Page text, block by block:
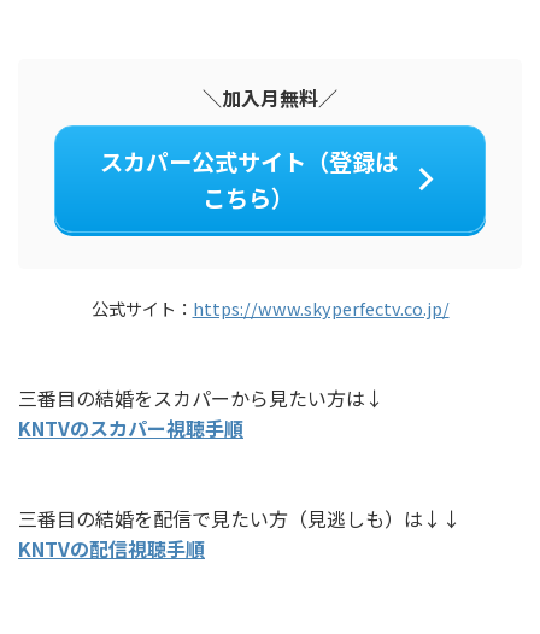
＼加入月無料／
スカパー公式サイト（登録は
こちら）
公式サイト： https://www.skyperfectv.co.jp/
三番目の結婚をスカパーから見たい方は↓
KNTVのスカパー視聴手順
三番目の結婚を配信で見たい方（見逃しも）は↓↓
KNTVの配信視聴手順